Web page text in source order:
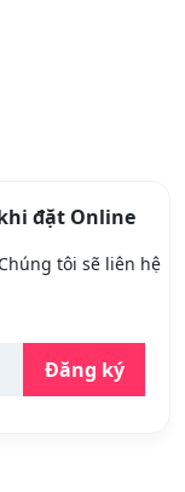
đặt Online
tôi sẽ liên hệ
Đăng ký